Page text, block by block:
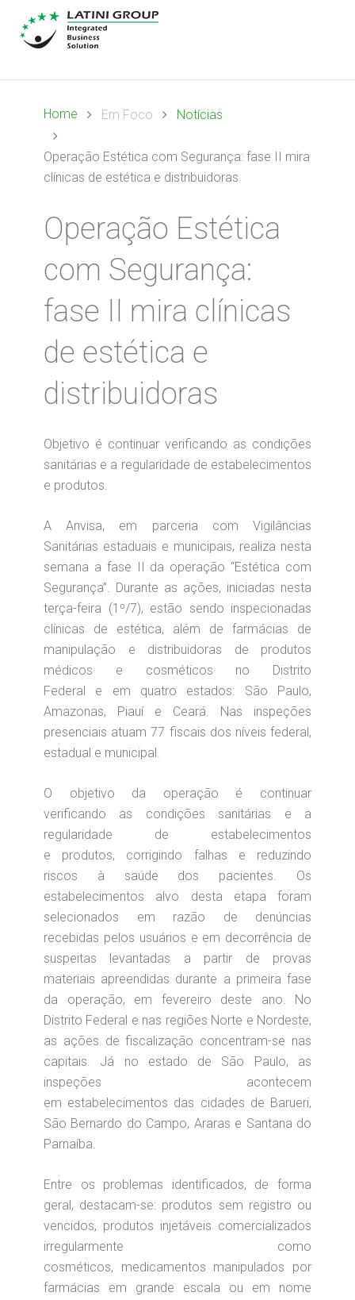
Home Em Foco Notícias
Operação Estética com Segurança: fase II mira
clínicas de estética e distribuidoras
Operação Estética
com Segurança:
fase II mira clínicas
de estética e
distribuidoras
Objetivo é continuar verificando as condições
sanitárias e a regularidade de estabelecimentos
e produtos.
A Anvisa, em parceria com Vigilâncias
Sanitárias estaduais e municipais, realiza nesta
semana a fase II da operação “Estética com
Segurança”. Durante as ações, iniciadas nesta
terça-feira (1º/7), estão sendo inspecionadas
clínicas de estética, além de farmácias de
manipulação e distribuidoras de produtos
médicos e cosméticos no Distrito
Federal e em quatro estados: São Paulo,
Amazonas, Piauí e Ceará. Nas inspeções
presenciais atuam 77 fiscais dos níveis federal,
estadual e municipal.
O objetivo da operação é continuar
verificando as condições sanitárias e a
regularidade de estabelecimentos
e produtos, corrigindo falhas e reduzindo
riscos à saúde dos pacientes. Os
estabelecimentos alvo desta etapa foram
selecionados em razão de denúncias
recebidas pelos usuários e em decorrência de
suspeitas levantadas a partir de provas
materiais apreendidas durante a primeira fase
da operação, em fevereiro deste ano. No
Distrito Federal e nas regiões Norte e Nordeste,
as ações de fiscalização concentram-se nas
capitais. Já no estado de São Paulo, as
inspeções acontecem
em estabelecimentos das cidades de Barueri,
São Bernardo do Campo, Araras e Santana do
Parnaíba.
Entre os problemas identificados, de forma
geral, destacam-se: produtos sem registro ou
vencidos, produtos injetáveis comercializados
irregularmente como
cosméticos, medicamentos manipulados por
farmácias em grande escala ou em nome